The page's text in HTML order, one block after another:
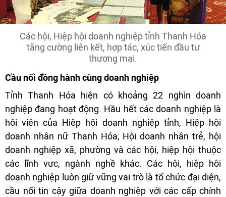
Các hội, Hiệp hội doanh nghiệp tỉnh Thanh Hóa
tăng cường liên kết, hợp tác, xúc tiến đầu tư
thương mại.
Cầu nối đồng hành cùng doanh nghiệp
Tỉnh Thanh Hóa hiện có khoảng 22 nghìn doanh
nghiệp đang hoạt động. Hầu hết các doanh nghiệp là
hội viên của Hiệp hội doanh nghiệp tỉnh, Hiệp hội
doanh nhân nữ Thanh Hóa, Hội doanh nhân trẻ, hội
doanh nghiệp xã, phường và các hội, hiệp hội thuộc
các lĩnh vực, ngành nghề khác. Các hội, hiệp hội
doanh nghiệp luôn giữ vững vai trò là tổ chức đại diện,
cầu nối tin cậy giữa doanh nghiệp với các cấp chính